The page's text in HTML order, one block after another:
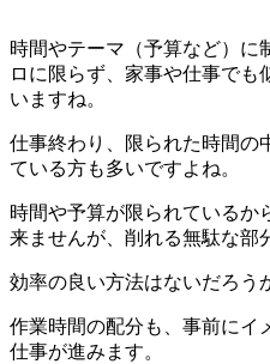
時間やテーマ（予算など）に
ロに限らず、家事や仕事でも
いますね。
仕事終わり、限られた時間の
ている方も多いですよね。
時間や予算が限られているか
来ませんが、削れる無駄な部
効率の良い方法はないだろう
作業時間の配分も、事前にイ
仕事が進みます。